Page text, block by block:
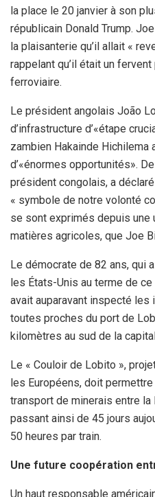
la place le 20 janvier à son
républicain Donald Trump.
la plaisanterie qu’il allait «
rappelant qu’il était un
ferroviaire.
Le président angolais João
d’infrastructure d’«étape
zambien Hakainde Hichilema
d’«énormes opportunités».
président congolais, a
« symbole de notre volonté
se sont exprimés depuis une
matières agricoles, que Joe
Le démocrate de 82 ans, qui
les États-Unis au terme de
avait auparavant inspecté
toutes proches du port de
kilomètres au sud de la
Le « Couloir de Lobito »,
les Européens, doit
transport de minerais entre la
passant ainsi de 45 jours
50 heures par train.
Une future coopération
Un haut responsable